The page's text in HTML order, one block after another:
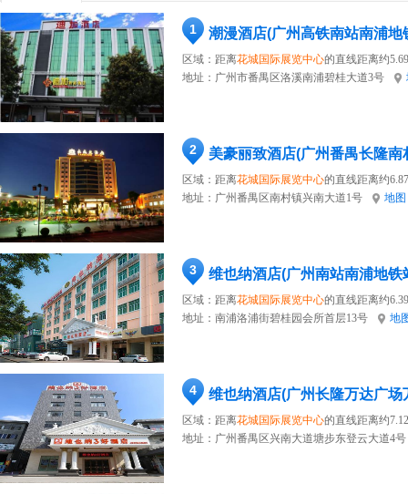
1 潮漫酒店(广州高铁南站南浦地
区域：距离花城国际展览中心的直线距离约
地址： 广州市番禺区洛溪南浦碧桂大道3号
2 美豪丽致酒店(广州番禺长隆南
区域：距离花城国际展览中心的直线距离约
地址： 广州番禺区南村镇兴南大道1号 地图
3 维也纳酒店(广州南站南浦地铁
区域：距离花城国际展览中心的直线距离约
地址： 南浦洛浦街碧桂园会所首层13号 地
4 维也纳酒店(广州长隆万达广场
区域：距离花城国际展览中心的直线距离约
地址： 广州番禺区兴南大道塘步东登云大道4号